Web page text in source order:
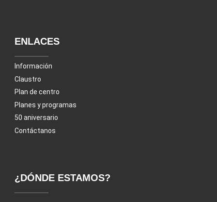
ENLACES
Información
Claustro
Plan de centro
Planes y programas
50 aniversario
Contáctanos
¿DÓNDE ESTAMOS?